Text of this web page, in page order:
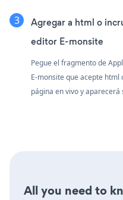
Agregar a html o
editor E-monsite
Pegue el fragmento de
E-monsite que acepte html
página en vivo y aparecerá
All you need to